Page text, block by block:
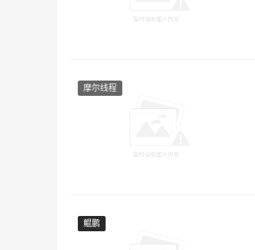
摩尔线程
鲲鹏
鲲鹏